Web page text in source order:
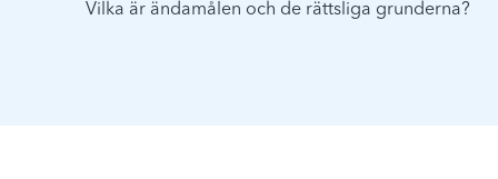
Vilka är ändamålen och de rättsliga grunderna?